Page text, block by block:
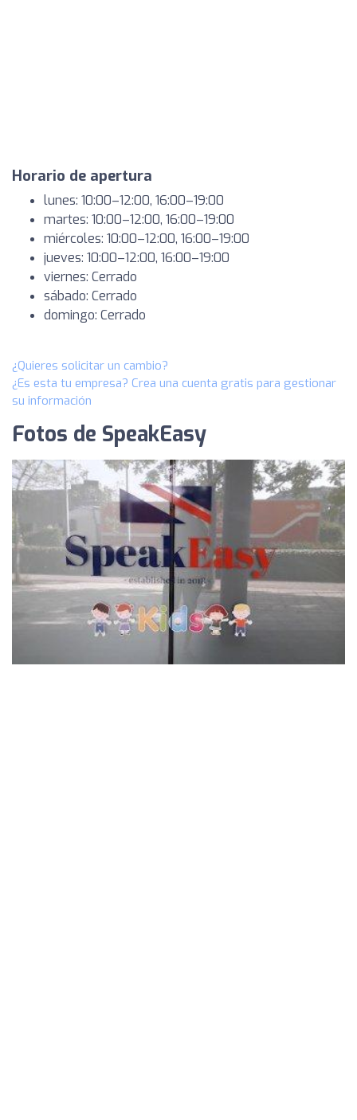
Horario de apertura
lunes: 10:00–12:00, 16:00–19:00
martes: 10:00–12:00, 16:00–19:00
miércoles: 10:00–12:00, 16:00–19:00
jueves: 10:00–12:00, 16:00–19:00
viernes: Cerrado
sábado: Cerrado
domingo: Cerrado
¿Quieres solicitar un cambio?
¿Es esta tu empresa? Crea una cuenta gratis para gestionar
su información
Fotos de SpeakEasy